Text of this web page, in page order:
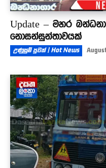
Update – මහර
නොසන්සුන්තාවයක්
උණුසුම් පුවත් | Hot News